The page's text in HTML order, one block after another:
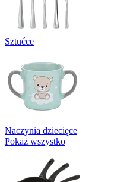
Sztućce
Naczynia dziecięce
Pokaż wszystko